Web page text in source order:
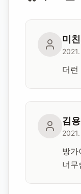
미
더런
김
방가
너무